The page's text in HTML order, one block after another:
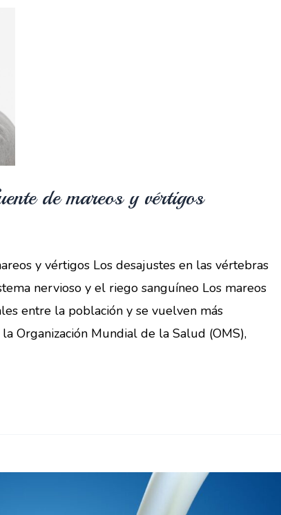
de mareos y vértigos
y vértigos Los desajustes en las vértebras
nervioso y el riego sanguíneo Los mareos
entre la población y se vuelven más
Organización Mundial de la Salud (OMS),